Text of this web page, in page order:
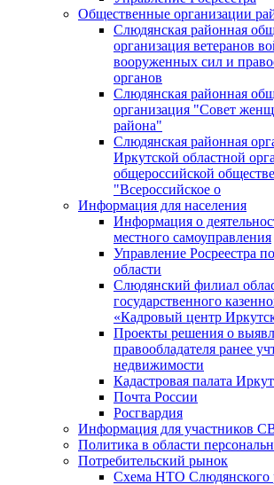
Общественные организации
Слюдянская районная
организация ветеранов
вооруженных сил и
органов
Слюдянская районная
организация "Совет
района"
Слюдянская районная
Иркутской областной
общероссийской
"Всероссийское о
Информация для населения
Информация о
местного самоуправления
Управление Росреестра
области
Слюдянский филиал
государственного
«Кадровый центр
Проекты решения о
правообладателя ранее
недвижимости
Кадастровая палата
Почта России
Росгвардия
Информация для участников
Политика в области
Потребительский рынок
Схема НТО Слюдянского